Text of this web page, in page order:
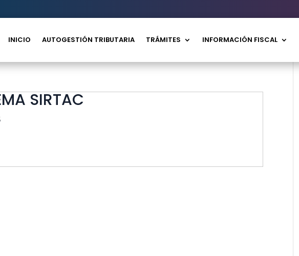
INICIO AUTOGESTIÓN TRIBUTARIA TRÁMITES INFORMACIÓN FISCAL
SIRTAC